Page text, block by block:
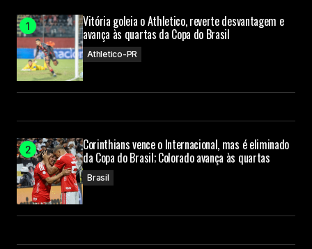
Vitória goleia o Athletico, reverte desvantagem e
avança às quartas da Copa do Brasil
Athletico-PR
Corinthians vence o Internacional, mas é eliminado
da Copa do Brasil; Colorado avança às quartas
Brasil